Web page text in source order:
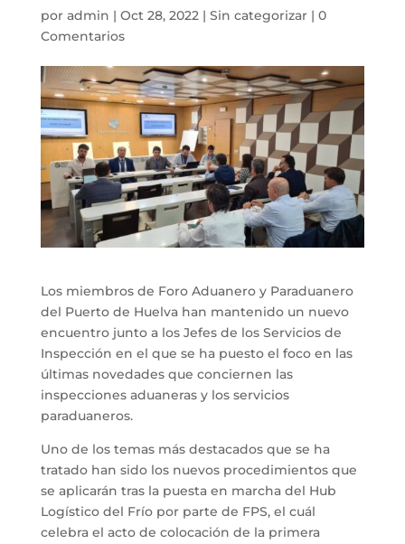
por admin | Oct 28, 2022| Sin categorizar| 0
Comentarios
Los miembros de Foro Aduanero y Paraduanero
del Puerto de Huelva han mantenido un nuevo
encuentro junto a los Jefes de los Servicios de
Inspección en el que se ha puesto el foco en las
últimas novedades que conciernen las
inspecciones aduaneras y los servicios
paraduaneros.
Uno de los temas más destacados que se ha
tratado han sido los nuevos procedimientos que
se aplicarán tras la puesta en marcha del Hub
Logístico del Frío por parte de FPS, el cuál
celebra el acto de colocación de la primera